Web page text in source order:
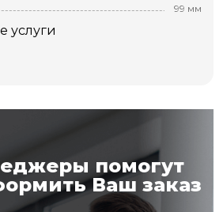
99 мм
услуги
помогут
Ваш заказ